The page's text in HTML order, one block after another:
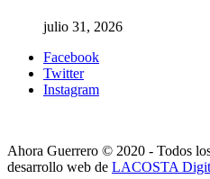
julio 31, 2026
Facebook
Twitter
Instagram
Ahora Guerrero © 2020 - Todos
desarrollo web de LACOSTA